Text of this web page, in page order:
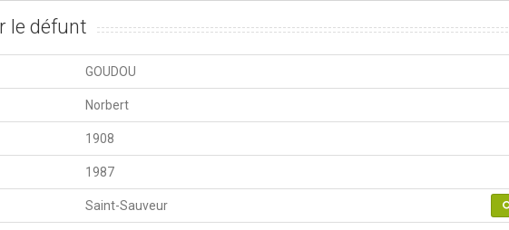
le défunt
GOUDOU
Norbert
1908
1987
Saint-Sauveur